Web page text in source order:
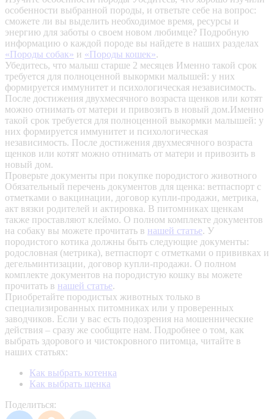
особенности выбранной породы, и ответьте себе на вопрос:
сможете ли вы выделить необходимое время, ресурсы и
энергию для заботы о своем новом любимце? Подробную
информацию о каждой породе вы найдете в наших разделах
«Породы собак» и «Породы кошек».
Убедитесь, что малыш старше 2 месяцев Именно такой срок
требуется для полноценной выкормки малышей: у них
формируется иммунитет и психологическая независимость.
После достижения двухмесячного возраста щенков или котят
можно отнимать от матери и привозить в новый дом.Именно
такой срок требуется для полноценной выкормки малышей: у
них формируется иммунитет и психологическая
независимость. После достижения двухмесячного возраста
щенков или котят можно отнимать от матери и привозить в
новый дом.
Проверьте документы при покупке породистого животного
Обязательный перечень документов для щенка: ветпаспорт с
отметками о вакцинации, договор купли-продажи, метрика,
акт вязки родителей и актировка. В питомниках щенкам
также проставляют клеймо. О полном комплекте документов
на собаку вы можете прочитать в нашей статье. У
породистого котика должны быть следующие документы:
родословная (метрика), ветпаспорт с отметками о прививках и
дегельминтизации, договор купли-продажи. О полном
комплекте документов на породистую кошку вы можете
прочитать в нашей статье.
Приобретайте породистых животных только в
специализированных питомниках или у проверенных
заводчиков. Если у вас есть подозрения на мошеннические
действия – сразу же сообщите нам. Подробнее о том, как
выбрать здорового и чистокровного питомца, читайте в
наших статьях:
Как выбрать котенка
Как выбрать щенка
Поделиться: